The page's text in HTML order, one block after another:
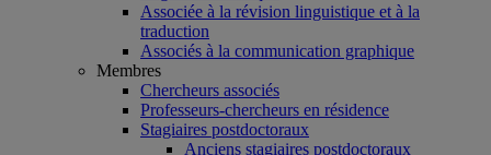
Associée à la révision linguistique et à la
traduction
Associés à la communication graphique
Membres
Chercheurs associés
Professeurs-chercheurs en résidence
Stagiaires postdoctoraux
Anciens stagiaires postdoctoraux